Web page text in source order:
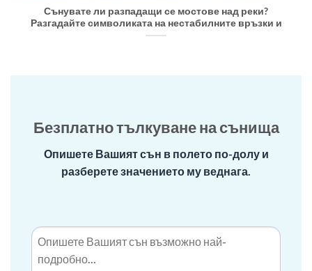
Сънувате ли разпадащи се мостове над реки?
Разгадайте символиката на нестабилните връзки и
Безплатно тълкуване на сънища
Опишете Вашият сън в полето по-долу и
разберете значението му веднага.